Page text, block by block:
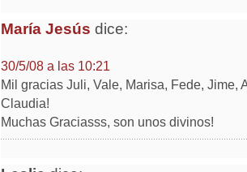
María Jesús dice:
30/5/08 a las 10:21
Mil gracias Juli, Vale, Marisa, Fede, Jime,
Claudia!
Muchas Graciasss, son unos divinos!